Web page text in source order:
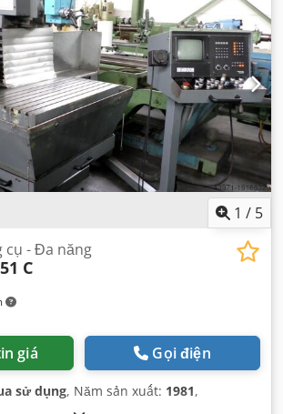
chính (tối đa):4.500 vòng/phút , tốc độ
25 vòng/phút, tốc độ chạy nhanh trục X:
tiến nhanh trục Y:10.000 m/phút ,
trục Z:10.000 m/phút, đường kính lắp
dài bàn:1.000 mm, chiều rộng bàn:500
tổng cộng:3.500 kg,
1 / 5
cụ - Đa năng
C
giá Gọi điện
sử dụng, Năm sản xuất: 1981,